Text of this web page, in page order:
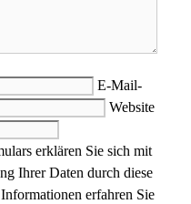
E-Mail-
Website
erklären Sie sich mit
Ihrer Daten durch diese
erfahren Sie